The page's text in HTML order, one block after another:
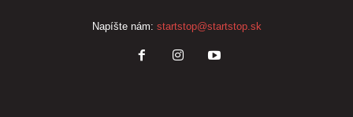
Napíšte nám: startstop@startstop.sk